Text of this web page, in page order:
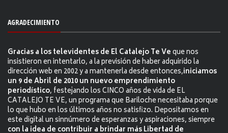
AGRADECIMIENTO
Gracias a los televidentes de El Catalejo Te Veque nos
insistieron en intentarlo, a la previsión de haber adquirido la
dirección web en 2002 y a mantenerla desde entonces,iniciamos
un 9 de Abril de 2010 un nuevo emprendimiento
periodístico, festejando los CINCO años de vida de EL
CATALEJO TE VE, un programa que Bariloche necesitaba porque
lo que hubo en los últimos años no satisfizo. Depositamos en
este digital un sinnúmero de esperanzas y aspiraciones, siempre
con la idea de contribuir a brindar más Libertad de